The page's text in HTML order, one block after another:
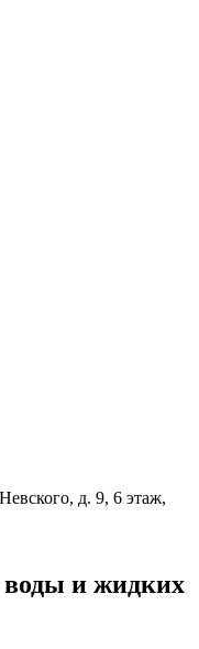
д. 9, 6 этаж,
воды и жидких